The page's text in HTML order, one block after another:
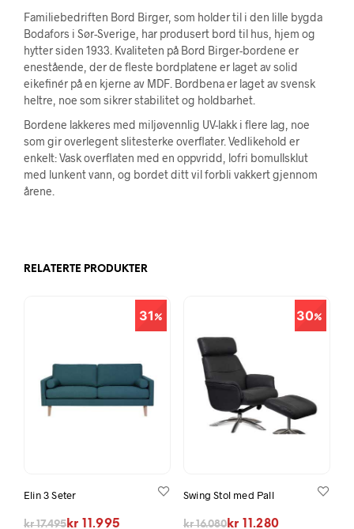
Familiebedriften Bord Birger, som holder til i den lille bygda
Bodafors i Sør-Sverige, har produsert bord til hus, hjem og
hytter siden 1933. Kvaliteten på Bord Birger-bordene er
enestående, der de fleste bordplatene er laget av solid
eikefinér på en kjerne av MDF. Bordbena er laget av svensk
heltre, noe som sikrer stabilitet og holdbarhet.
Bordene lakkeres med miljøvennlig UV-lakk i flere lag, noe
som gir overlegent slitesterke overflater. Vedlikehold er
enkelt: Vask overflaten med en oppvridd, lofri bomullsklut
med lunkent vann, og bordet ditt vil forbli vakkert gjennom
årene.
RELATERTE PRODUKTER
31
Elin 3 Seter
kr17.495
Opprinnelig pris var: kr 17.495.
kr 11.995
Nåværende pris er: kr 11.995.
30
Swing Stol med Pall
kr16.080
Opprinnelig pris var: kr 16.080.
kr 11.280
Nåværende pris er: kr 11.280.